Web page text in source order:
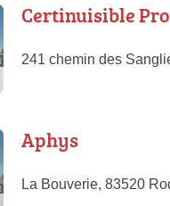
Certinuisible
241 chemin des
Aphys
La Bouverie, 83520